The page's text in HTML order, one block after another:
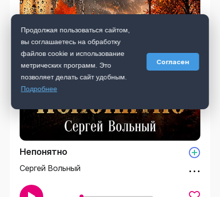
Непонятно
Сергей Вольный
Продолжая пользоваться сайтом,
вы соглашаетесь на обработку
файлов cookie и использование
метрических программ. Это
позволяет делать сайт удобным.
Подробнее
Согласен